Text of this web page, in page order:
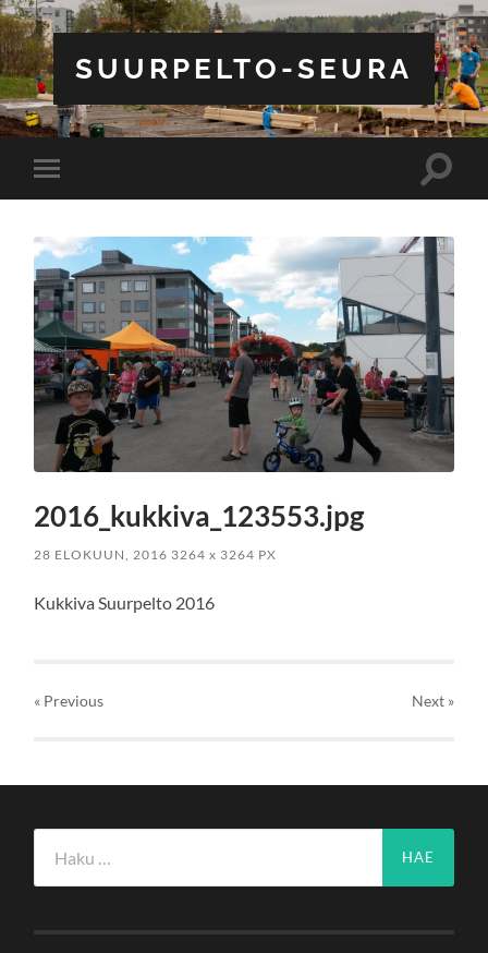
SUURPELTO-SEURA
Toggle
mobile
Toggle
2016_kukkiva_123553.jpg
28 ELOKUUN, 2016 3264x 3264 PX
Kukkiva Suurpelto 2016
« Previous Next»